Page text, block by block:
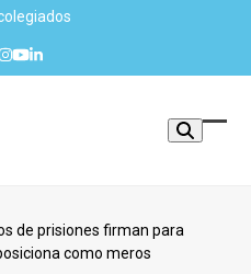
Instagram
YouTube
LinkedIn
de prisiones firman para
como meros